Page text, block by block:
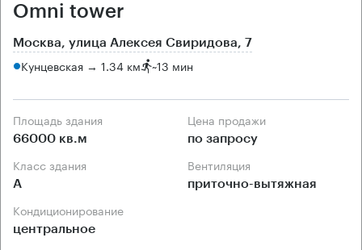
Omni tower
Москва, улица Алексея Свиридова, 7
Кунцевская → 1.34 км ~13 мин
Площадь здания
66000 кв.м
Цена продажи
по запросу
Класс здания
А
Вентиляция
приточно-вытяжная
Кондиционирование
центральное